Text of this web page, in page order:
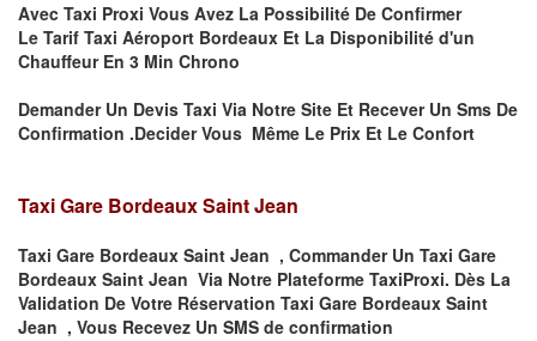
Avec Taxi Proxi Vous Avez La Possibilité De Confirmer
Le Tarif Taxi Aéroport Bordeaux Et La Disponibilité d'un
Chauffeur En 3 Min Chrono
Demander Un Devis Taxi Via Notre Site Et Recever Un Sms De
Confirmation .Decider Vous Même Le Prix Et Le Confort
Taxi Gare Bordeaux Saint Jean
Taxi Gare Bordeaux Saint Jean , Commander Un Taxi Gare
Bordeaux Saint Jean Via Notre Plateforme TaxiProxi. Dès La
Validation De Votre Réservation Taxi Gare Bordeaux Saint
Jean , Vous Recevez Un SMS de confirmation